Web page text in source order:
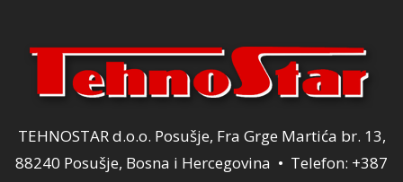
TEHNOSTAR d.o.o. Posušje, Fra Grge Martića br. 13,
88240 Posušje, Bosna i Hercegovina • Telefon: +387